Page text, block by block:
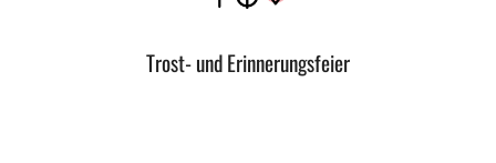
Trost- und Erinnerungsfeier